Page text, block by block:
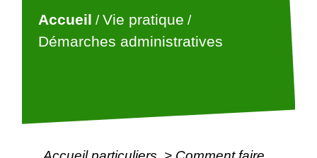
Accueil /Vie pratique /
Démarches administratives